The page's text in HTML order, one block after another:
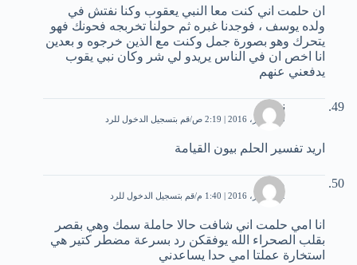
ان حلمت اني كنت معا النبي يعقوب وكنا نفتش في
ولده يوسف ، فوجدنا غبره ثم حولنا تخربجه فحونك فهو
يتحرك وهو بصورة جمل وكنت مع الذين خرجوه و بعدين
انا اخص ان في الناس يريدو لي شر وكان نبي يقوب
يدفعني عنهم
نهيلة
20 أكتوبر، 2016 | 2:19 ص قم بتسجيل الدخول للرد
اريد تفسير الحلم بيون القيامة
محمد
22 أكتوبر، 2016 | 1:40 م قم بتسجيل الدخول للرد
انا امي حلمت اني شافت حالا حاملة سمك وهي بقصر
بقلب الصحراء الله يوفقكن رد بسرعة مضطر كتير هي
استخارة عملتا امي حدا يساعدني